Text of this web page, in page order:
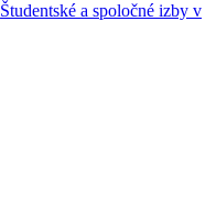
Študentské a spoločné izby v